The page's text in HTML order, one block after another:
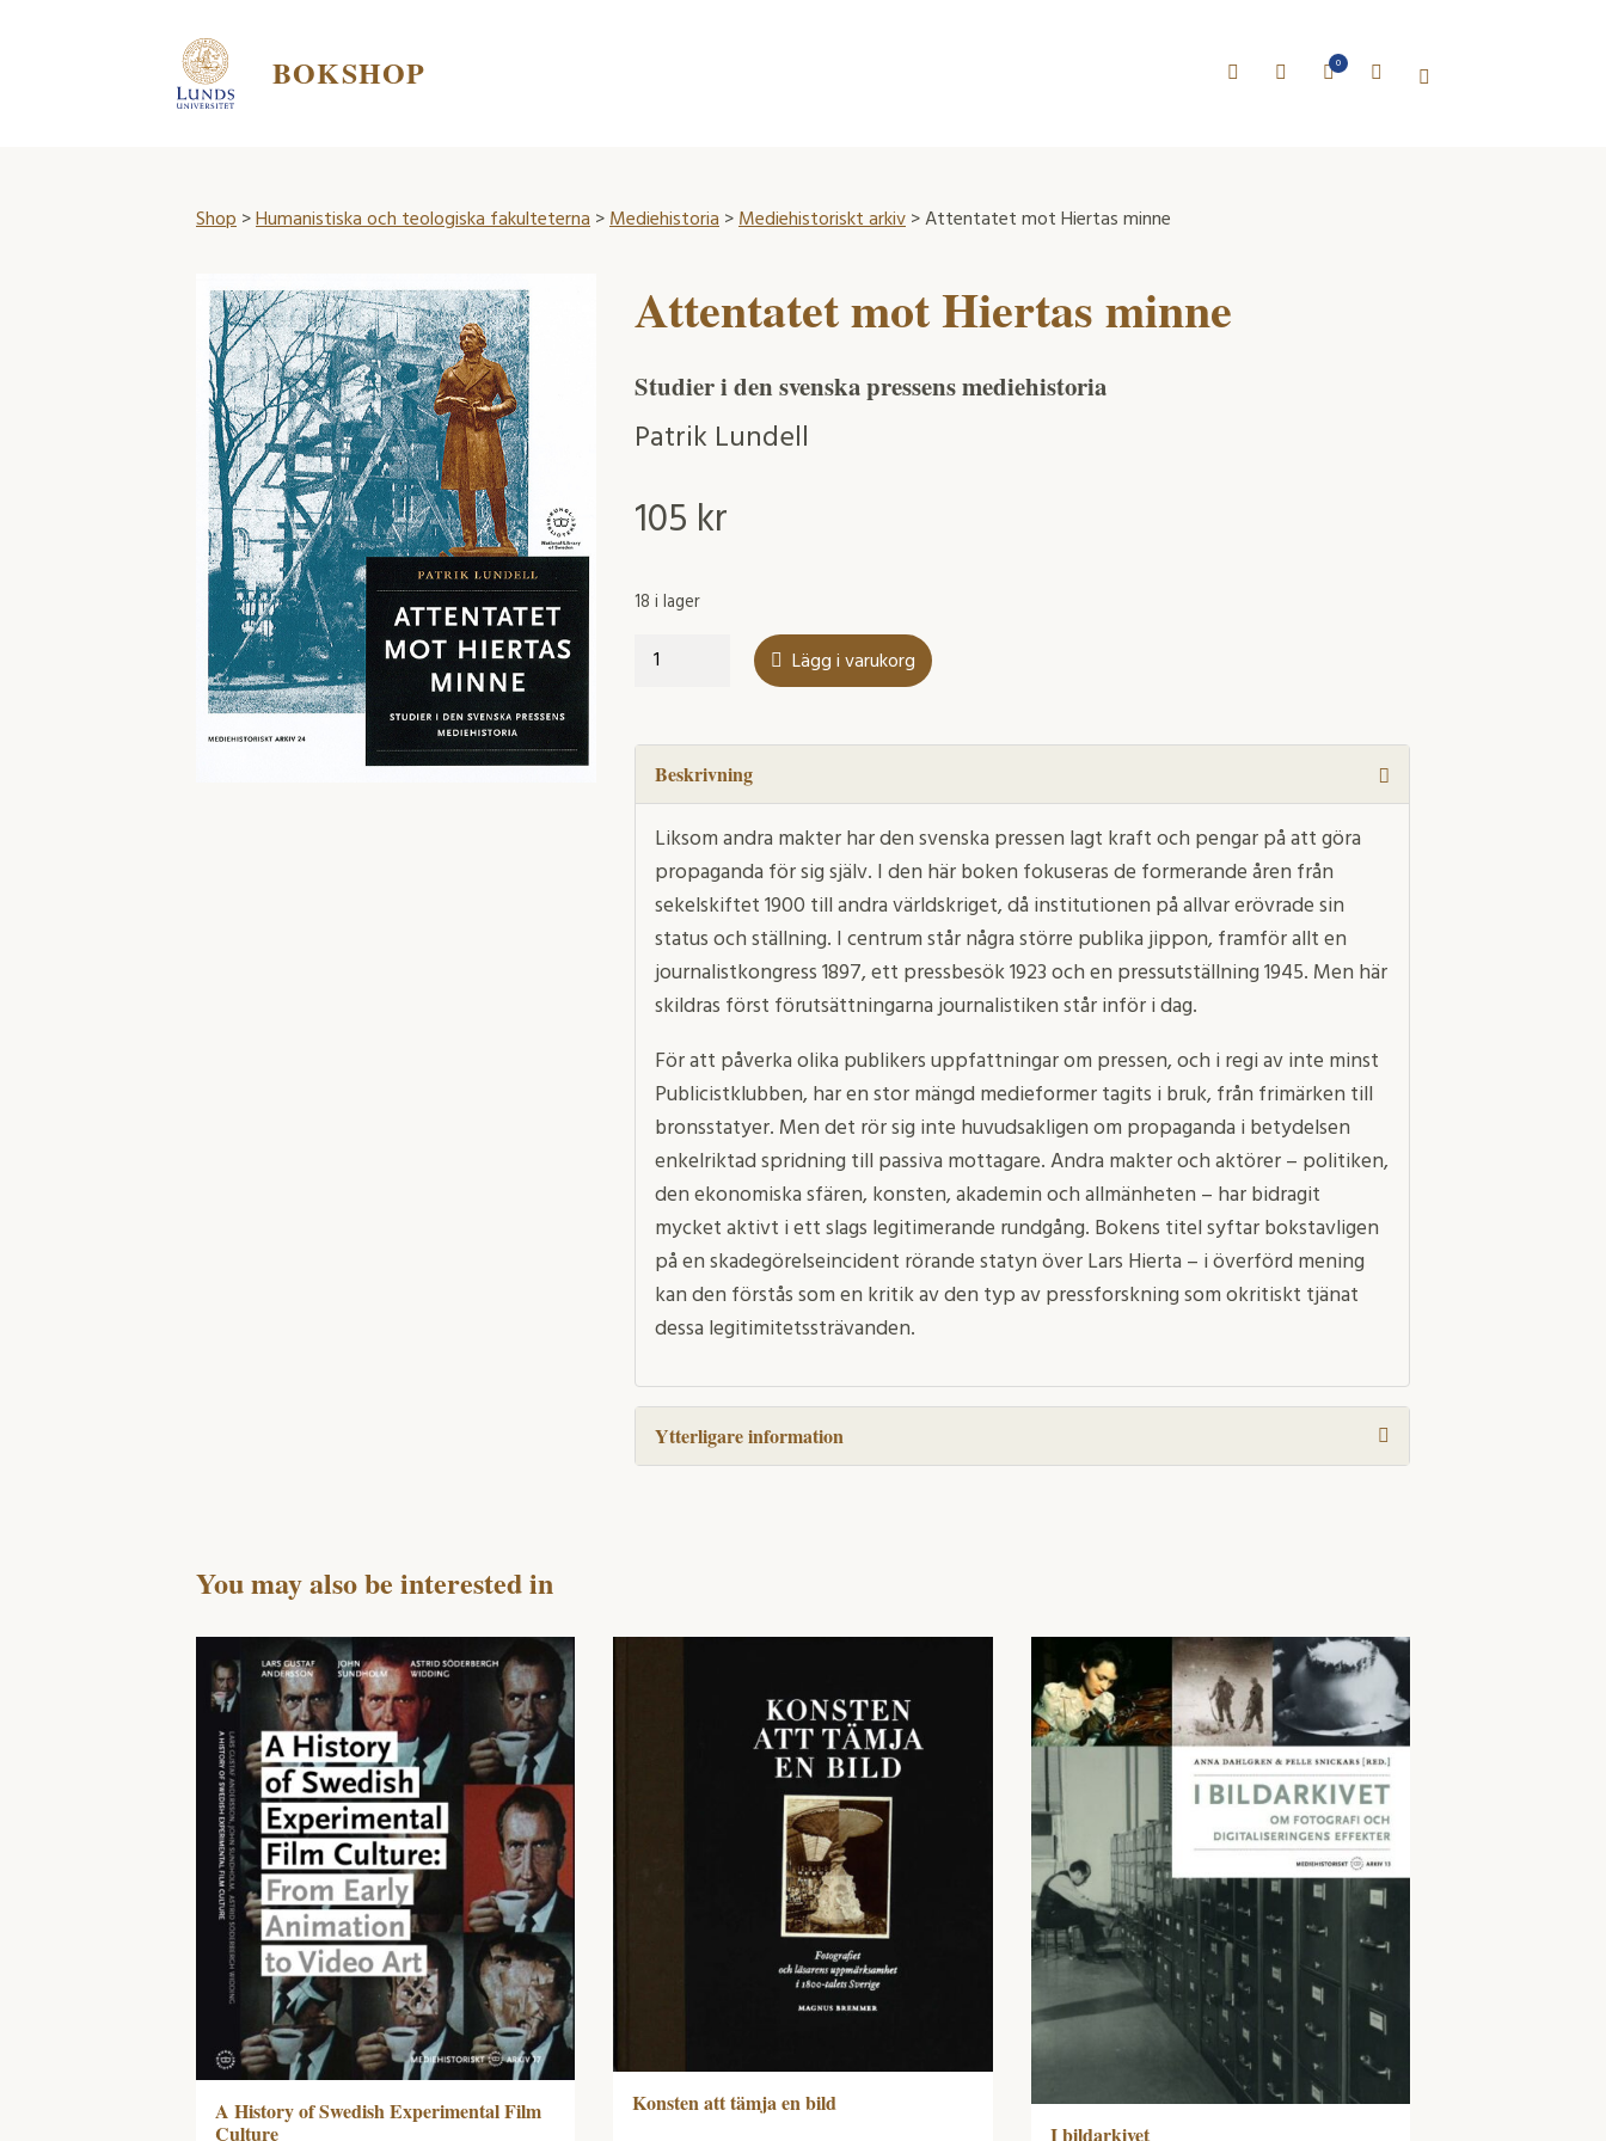
BOKSHOP 0
Shop>Humanistiska och teologiska fakulteterna>Mediehistoria>Mediehistoriskt arkiv> Attentatet mot Hiertas minne
Attentatet mot Hiertas minne
Studier i den svenska pressens mediehistoria
Patrik Lundell
105 kr
18 i lager
Attentatet
minne
mängd
Lägg i varukorg
Beskrivning
Liksom andra makter har den svenska pressen lagt kraft och pengar på att göra
propaganda för sig själv. I den här boken fokuseras de formerande åren från
sekelskiftet 1900 till andra världskriget, då institutionen på allvar erövrade sin
status och ställning. I centrum står några större publika jippon, framför allt en
journalistkongress 1897, ett pressbesök 1923 och en pressutställning 1945. Men här
skildras först förutsättningarna journalistiken står inför i dag.
För att påverka olika publikers uppfattningar om pressen, och i regi av inte minst
Publicistklubben, har en stor mängd medieformer tagits i bruk, från frimärken till
bronsstatyer. Men det rör sig inte huvudsakligen om propaganda i betydelsen
enkelriktad spridning till passiva mottagare. Andra makter och aktörer – politiken,
den ekonomiska sfären, konsten, akademin och allmänheten – har bidragit
mycket aktivt i ett slags legitimerande rundgång. Bokens titel syftar bokstavligen
på en skadegörelseincident rörande statyn över Lars Hierta – i överförd mening
kan den förstås som en kritik av den typ av pressforskning som okritiskt tjänat
dessa legitimitetssträvanden.
Ytterligare information
You may also be interested in
A History of Swedish Experimental Film
Culture
Konsten att tämja en bild
I bildarkivet